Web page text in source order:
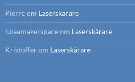
Pierreom Laserskärare
luleamakerspaceom Laserskärare
Kristoffer om Laserskärare